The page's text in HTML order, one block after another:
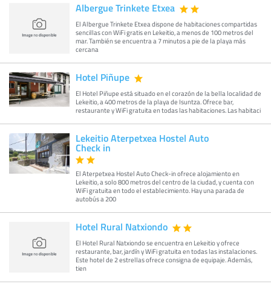
Albergue Trinkete Etxea
El Albergue Trinkete Etxea dispone de habitaciones compartidas
sencillas con WiFi gratis en Lekeitio, a menos de 100 metros del
mar. También se encuentra a 7 minutos a pie de la playa más
cercana
Hotel Piñupe
El Hotel Piñupe está situado en el corazón de la bella localidad de
Lekeitio, a 400 metros de la playa de Isuntza. Ofrece bar,
restaurante y WiFi gratuita en todas las habitaciones. Las habitaci
Lekeitio Aterpetxea Hostel Auto
Check in
El Aterpetxea Hostel Auto Check-in ofrece alojamiento en
Lekeitio, a solo 800 metros del centro de la ciudad, y cuenta con
WiFi gratuita en todo el establecimiento. Hay una parada de
autobús a 200
Hotel Rural Natxiondo
El Hotel Rural Natxiondo se encuentra en Lekeitio y ofrece
restaurante, bar, jardín y WiFi gratuita en todas las instalaciones.
Este hotel de 2 estrellas ofrece consigna de equipaje. Además,
tien